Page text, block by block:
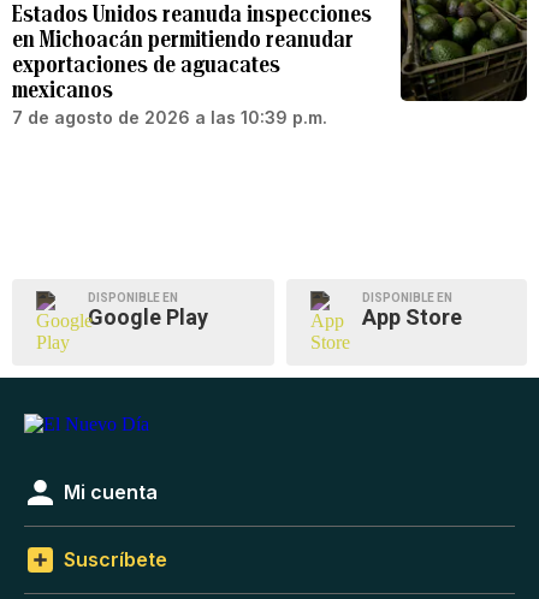
Estados Unidos reanuda inspecciones
en Michoacán permitiendo reanudar
exportaciones de aguacates
mexicanos
7 de agosto de 2026 a las 10:39 p.m.
DISPONIBLE EN
Google Play
DISPONIBLE EN
App Store
Mi cuenta
Suscríbete